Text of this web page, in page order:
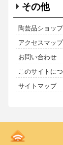
その他
陶芸品ショッ
アクセスマップ
お問い合わせ
このサイトに
サイトマップ
Kodoen